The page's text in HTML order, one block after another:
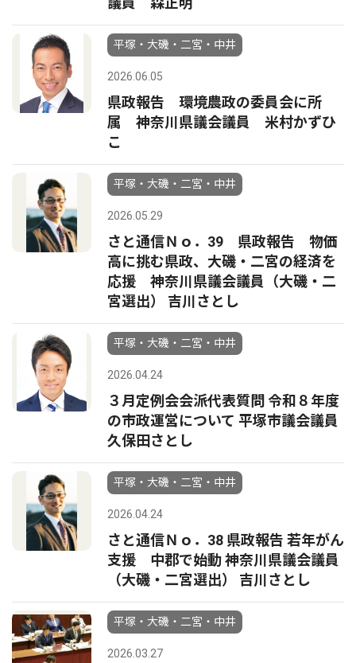
平塚・大磯・二宮・中井
2026.06.05
県政報告 環境農政の委員会に所
属 神奈川県議会議員 米村かずひ
こ
平塚・大磯・二宮・中井
2026.05.29
さと通信Ｎｏ．39 県政報告 物価
高に挑む県政、大磯・二宮の経済を
応援 神奈川県議会議員（大磯・二
宮選出） 吉川さとし
平塚・大磯・二宮・中井
2026.04.24
３月定例会会派代表質問 令和８年度
の市政運営について 平塚市議会議員
久保田さとし
平塚・大磯・二宮・中井
2026.04.24
さと通信Ｎｏ．38 県政報告 若年がん
支援 中郡で始動 神奈川県議会議員
（大磯・二宮選出） 吉川さとし
平塚・大磯・二宮・中井
2026.03.27